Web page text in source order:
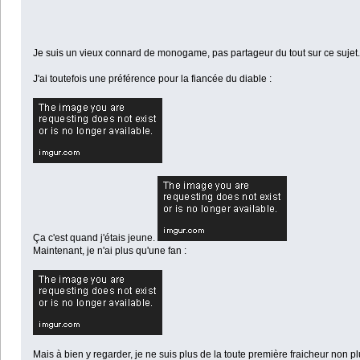
Je suis un vieux connard de monogame, pas partageur du tout sur ce sujet.
J'ai toutefois une préférence pour la fiancée du diable :
Ça c'est quand j'étais jeune.
Maintenant, je n'ai plus qu'une fan :
Mais à bien y regarder, je ne suis plus de la toute première fraicheur non